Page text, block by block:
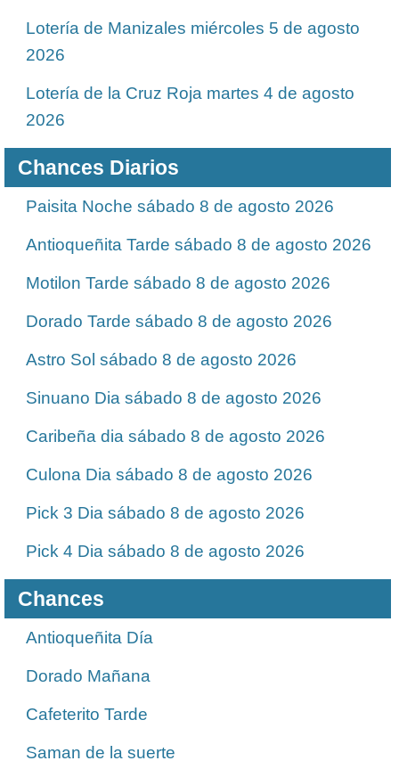
Lotería de Manizales miércoles 5 de agosto
2026
Lotería de la Cruz Roja martes 4 de agosto
2026
Chances Diarios
Paisita Noche sábado 8 de agosto 2026
Antioqueñita Tarde sábado 8 de agosto 2026
Motilon Tarde sábado 8 de agosto 2026
Dorado Tarde sábado 8 de agosto 2026
Astro Sol sábado 8 de agosto 2026
Sinuano Dia sábado 8 de agosto 2026
Caribeña dia sábado 8 de agosto 2026
Culona Dia sábado 8 de agosto 2026
Pick 3 Dia sábado 8 de agosto 2026
Pick 4 Dia sábado 8 de agosto 2026
Chances
Antioqueñita Día
Dorado Mañana
Cafeterito Tarde
Saman de la suerte